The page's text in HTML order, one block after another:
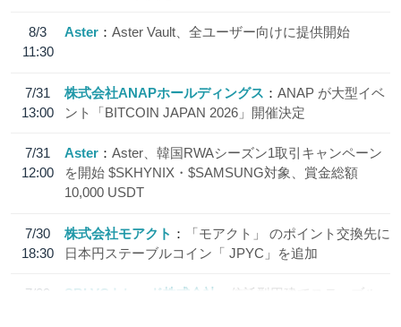
8/3
11:30
Aster Aster Vault、全ユーザー向けに提供開始
7/31
13:00
株式会社ANAPホールディングス
ANAP が大型イベ
ント「BITCOIN JAPAN 2026」開催決定
7/31
12:00
Aster
Aster、韓国RWAシーズン1取引キャンペーン
を開始 $SKHYNIX・$SAMSUNG対象、賞金総額
10,000 USDT
7/30
18:30
株式会社モアクト
「モアクト」 のポイント交換先に
日本円ステーブルコイン「 JPYC」を追加
7/29
SBI VCトレード株式会社
信託型円建てステーブル